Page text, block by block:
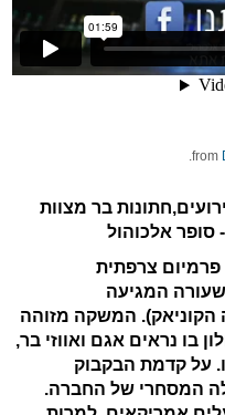
בר מצוות
סופר אלכוהול
פרמיום צרפתית
שעורה המגיעה
הקוניאק). המשקה מזוהה
בו נראים אגם ואווזי בר,
על קדמת הבקבוק
המסחרי של החברה.